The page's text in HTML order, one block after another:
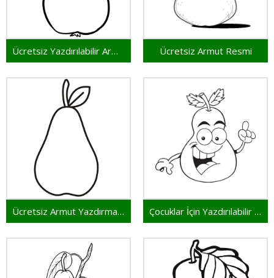
Ücretsiz Yazdırılabilir Armut Ücretsiz Armut Resmi
Ücretsiz Armut Yazdırma Sayfası Çocuklar İçin Yazdırılabilir Armut